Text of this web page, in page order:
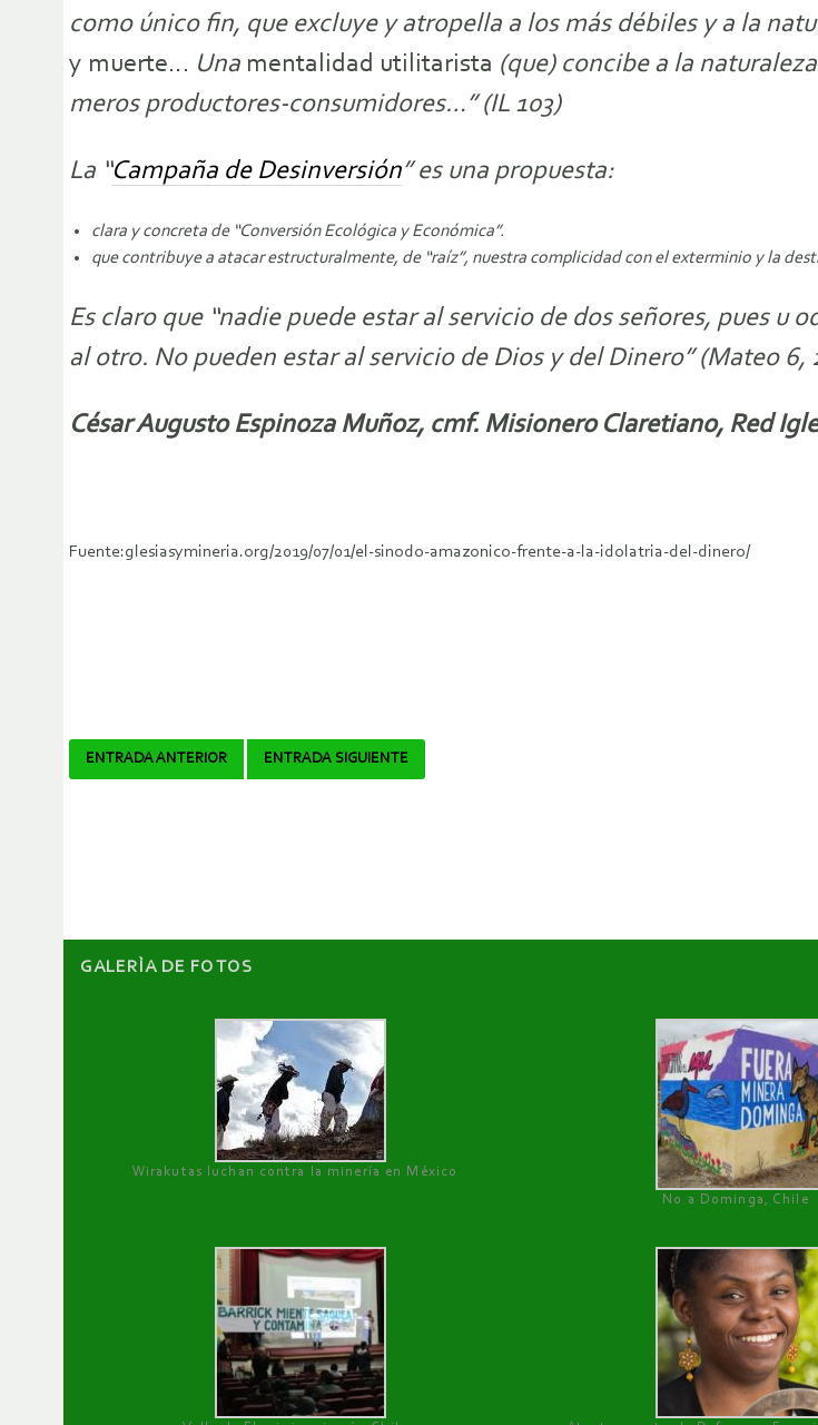
como único fin, que excluye y atropella a los más débiles y a la
y muerte… Una mentalidad utilitarista (que) concibe a la
meros productores-consumidores…” (IL 103)
La “Campaña de Desinversión” es una propuesta:
clara y concreta de “Conversión Ecológica y Económica”.
que contribuye a atacar estructuralmente, de “raíz”, nuestra complicidad con el exterminio y la
Es claro que “nadie puede estar al servicio de dos señores, pues u
al otro. No pueden estar al servicio de Dios y del Dinero” (Mateo 6,
César Augusto Espinoza Muñoz, cmf. Misionero Claretiano, Red
Fuente:glesiasymineria.org/2019/07/01/el-sinodo-amazonico-frente-a-la-idolatria-del-dinero/
Navegador
ENTRADA ANTERIOR ENTRADA SIGUIENTE
GALERÌA DE FOTOS
Wirakutas luchan contra la minería en México
No a Dominga, Chile